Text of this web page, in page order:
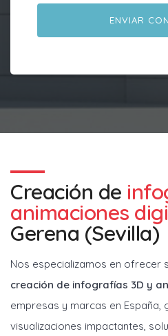
Creación de
animaciones
Gerena (Sevilla)
Nos especializamos en ofrecer
creación de infografías 3D y
empresas y marcas en España,
visualizaciones impactantes,